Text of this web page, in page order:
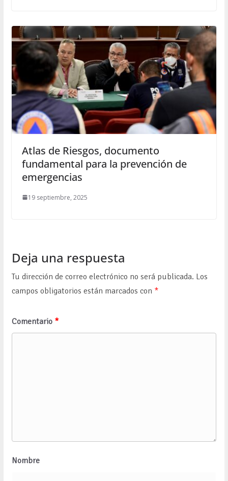
Atlas de Riesgos, documento
fundamental para la prevención de
emergencias
19 septiembre, 2025
Deja una respuesta
Tu dirección de correo electrónico no será publicada. Los
campos obligatorios están marcados con *
Comentario *
Nombre